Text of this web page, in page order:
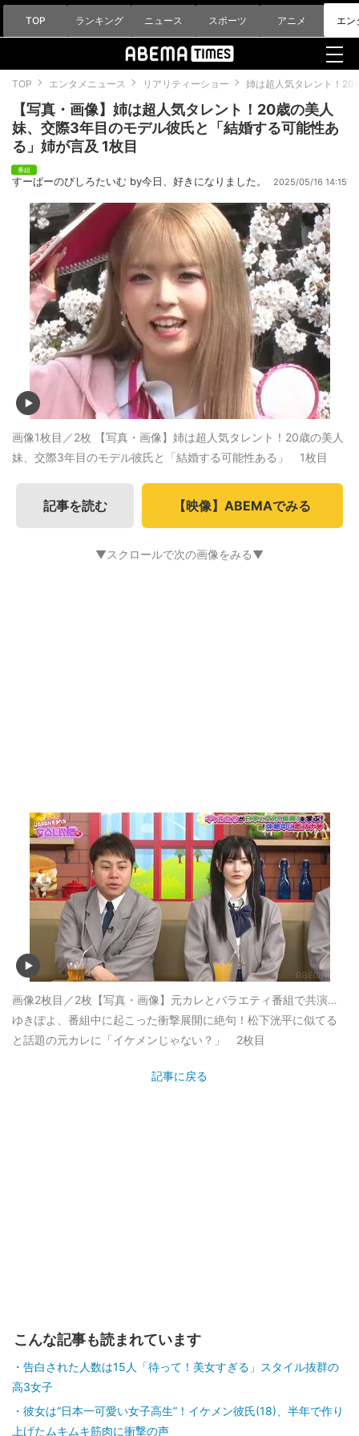
TOP ランキング ニュース スポーツ アニメ エン
TOP エンタメニュース リアリティーショー 姉は超人気タレント！20
【写真・画像】姉は超人気タレント！20歳の美人
妹、交際3年目のモデル彼氏と「結婚する可能性あ
る」姉が言及 1枚目
すーぱーのびしろたいむ by今日、好きになりました。 2025/05/16 14:15
画像1枚目／2枚 【写真・画像】姉は超人気タレント！20歳の美人
妹、交際3年目のモデル彼氏と「結婚する可能性ある」 1枚目
記事を読む 【映像】ABEMAでみる
▼スクロールで次の画像をみる▼
画像2枚目／2枚 【写真・画像】元カレとバラエティ番組で共演…
ゆきぽよ、番組中に起こった衝撃展開に絶句！松下洸平に似てる
と話題の元カレに「イケメンじゃない？」 2枚目
記事に戻る
こんな記事も読まれています
告白された人数は15人「待って！美女すぎる」スタイル抜群の
高3女子
彼女は“日本一可愛い女子高生”！イケメン彼氏(18)、半年で作り
上げたムキムキ筋肉に衝撃の声